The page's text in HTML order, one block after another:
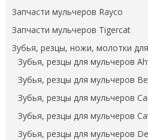
Запчасти мульчеров Rayco
Запчасти мульчеров Tigercat
Зубья, резцы, ножи, молотки
Зубья, резцы для мульчеров
Зубья, резцы для мульчеров
Зубья, резцы для мульчеров
Зубья, резцы для мульчеров
Зубья, резцы для мульчеров